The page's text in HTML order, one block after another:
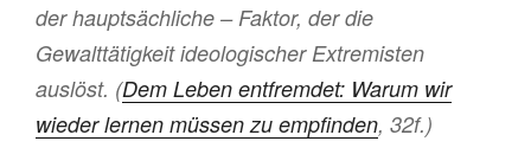
der hauptsächliche – Faktor, der die
Gewalttätigkeit ideologischer Extremisten
auslöst. (Dem Leben entfremdet: Warum wir
wieder lernen müssen zu empfinden, 32f.)